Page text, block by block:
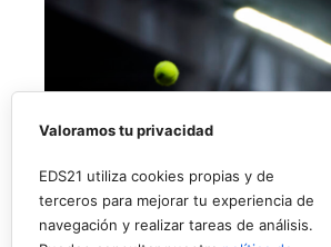
Valoramos tu privacidad
EDS21 utiliza cookies propias y de
terceros para mejorar tu experiencia de
navegación y realizar tareas de análisis.